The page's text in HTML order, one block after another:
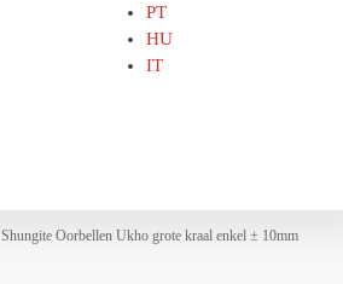
PT
HU
IT
Shungite Oorbellen Ukho grote kraal enkel ± 10mm